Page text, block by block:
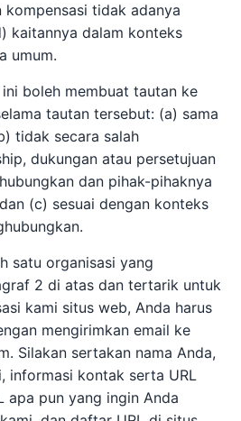
tidak adanya
kaitannya dalam konteks
umum.
boleh membuat tautan ke
tautan tersebut: (a) sama
tidak secara salah
dukungan atau persetujuan
dan pihak-pihaknya
(c) sesuai dengan konteks
satu organisasi yang
2 di atas dan tertarik untuk
kami situs web, Anda harus
mengirimkan email ke
Silakan sertakan nama Anda,
informasi kontak serta URL
apa pun yang ingin Anda